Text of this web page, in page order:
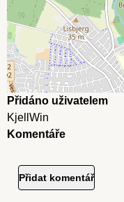
Přidáno uživatelem
KjellWin
Komentáře
Přidat komentář